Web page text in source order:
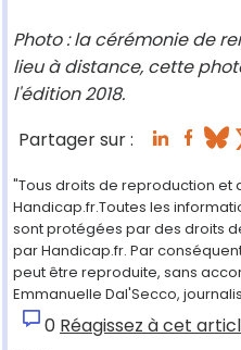
Photo : la cérémonie de
lieu à distance, cette
l'édition 2018.
Partager sur :
"Tous droits de reproduction
Handicap.fr.Toutes les
sont protégées par des droits
par Handicap.fr. Par
peut être reproduite, sans
Emmanuelle Dal'Secco,
0 Réagissez à cet